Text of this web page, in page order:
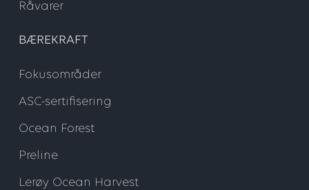
Råvarer
BÆREKRAFT
Fokusområder
ASC-sertifisering
Ocean Forest
Preline
Lerøy Ocean Harvest